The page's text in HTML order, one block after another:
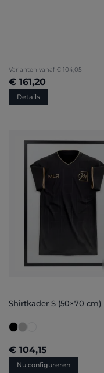
Varianten vanaf € 104,05
€ 161,20
Details
Shirtkader S (50×70 cm)
€ 104,15
Nu configureren